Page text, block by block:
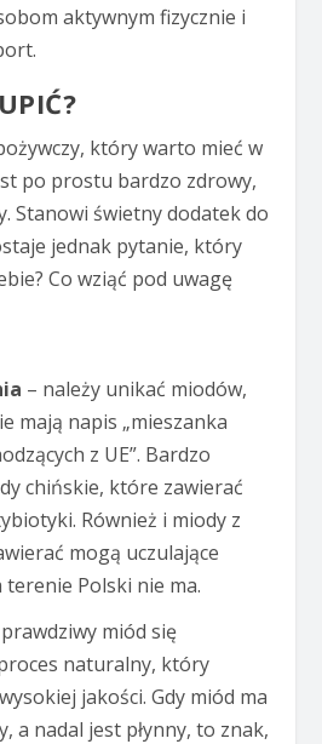
aktywnym fizycznie i
który warto mieć w
po prostu bardzo zdrowy,
Stanowi świetny dodatek do
jednak pytanie, który
Co wziąć pod uwagę
– należy unikać miodów,
mają napis „mieszanka
z UE”. Bardzo
chińskie, które zawierać
Również i miody z
mogą uczulające
terenie Polski nie ma.
miód się
naturalny, który
jakości. Gdy miód ma
a nadal jest płynny, to znak,